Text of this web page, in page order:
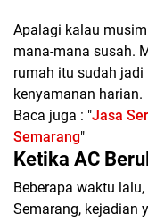
Apalagi kalau
mana-mana susah.
rumah itu sudah
kenyamanan harian.
Baca juga : "Jasa
Semarang"
Ketika AC
Beberapa waktu
Semarang, kejadian